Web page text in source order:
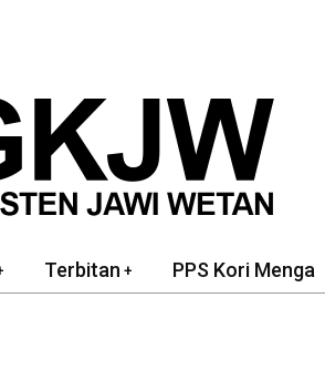
Terbitan PPS Kori Menga